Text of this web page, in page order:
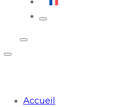
Accueil